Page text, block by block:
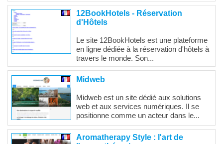
12BookHotels - Réservation
d'Hôtels
Le site 12BookHotels est une plateforme
en ligne dédiée à la réservation d'hôtels à
travers le monde. Son...
Midweb
Midweb est un site dédié aux solutions
web et aux services numériques. Il se
positionne comme un acteur dans le...
Aromatherapy Style : l'art de